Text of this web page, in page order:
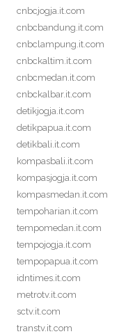
cnbcjogja.it.com
cnbcbandung.it.com
cnbclampung.it.com
cnbckaltim.it.com
cnbcmedan.it.com
cnbckalbar.it.com
detikjogja.it.com
detikpapua.it.com
detikbali.it.com
kompasbali.it.com
kompasjogja.it.com
kompasmedan.it.com
tempoharian.it.com
tempomedan.it.com
tempojogja.it.com
tempopapua.it.com
idntimes.it.com
metrotv.it.com
sctv.it.com
transtv.it.com